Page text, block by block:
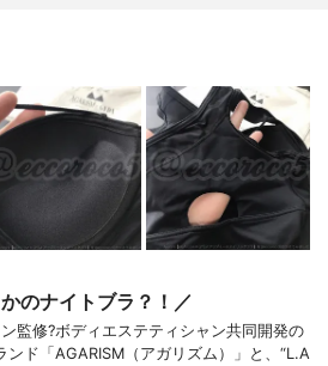
のナイトブラ？！／
監修? ボディエステティシャン共同開発の
ンド「AGARISM（アガリズム）」と、“L.A